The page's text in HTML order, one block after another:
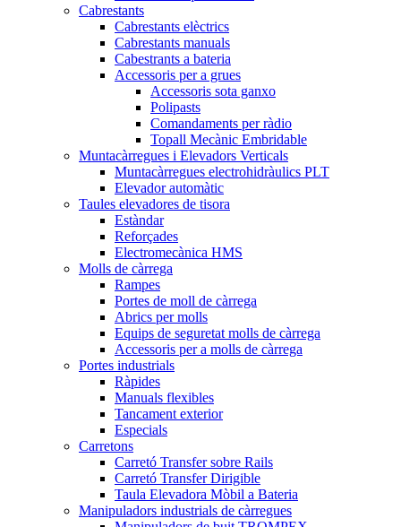
Cabrestants
Cabrestants elèctrics
Cabrestants manuals
Cabestrants a bateria
Accessoris per a grues
Accessoris sota ganxo
Polipasts
Comandaments per ràdio
Topall Mecànic Embridable
Muntacàrregues i Elevadors Verticals
Muntacàrregues electrohidràulics PLT
Elevador automàtic
Taules elevadores de tisora
Estàndar
Reforçades
Electromecànica HMS
Molls de càrrega
Rampes
Portes de moll de càrrega
Abrics per molls
Equips de seguretat molls de càrrega
Accessoris per a molls de càrrega
Portes industrials
Ràpides
Manuals flexibles
Tancament exterior
Especials
Carretons
Carretó Transfer sobre Rails
Carretó Transfer Dirigible
Taula Elevadora Mòbil a Bateria
Manipuladors industrials de càrregues